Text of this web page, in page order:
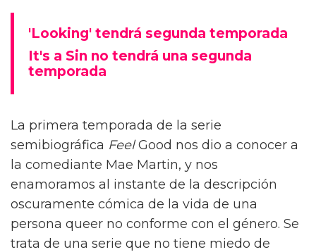
'Looking' tendrá segunda temporada
It's a Sin no tendrá una segunda
temporada
La primera temporada de la serie
semibiográfica FeelGood nos dio a conocer a
la comediante Mae Martin, y nos
enamoramos al instante de la descripción
oscuramente cómica de la vida de una
persona queer no conforme con el género. Se
trata de una serie que no tiene miedo de